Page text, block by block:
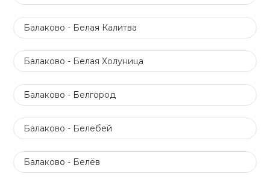
Балаково - Белая Калитва
Балаково - Белая Холуница
Балаково - Белгород
Балаково - Белебей
Балаково - Белёв